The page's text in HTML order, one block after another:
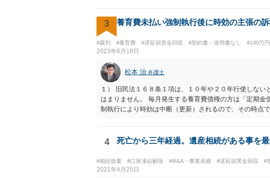
3 養育費未払い強制執行後に時効の主張の
#裁判 #養育費 #遅延損害金回収 #契約書・借用書なし #140万
2023年6月18日
松本 治 弁護士
１） 旧民法１６８条１項は、１０年や２０年行使しな
はまりません。 毎月発生する養育費債権の方は「定期
制執行により時効は中断（更新）されるので、その時点
が何を指すかが分かりません。時効にかからない部分は
の援用により消滅します。請求できるのは、それ以降
ビデンス」のあたりを吟味する必要がありそうです。
4 死亡から三年経過。遺産相続がある事を
#相続放棄 #口座凍結解除 #M&A・事業承継 #遅延損害金回収 #
2021年4月25日